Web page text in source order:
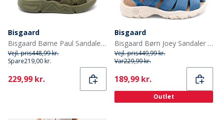
Bisgaard
Bisgaard Børne Paul Sandaler Olive
Vejl. pris448,99 kr.
Spare219,00 kr.
Current
229,99 kr.
Bisgaard
Bisgaard Børn Joey Sandaler Blå
Vejl. pris449,99 kr.
Var229,99 kr.
Current
189,99 kr.
Outlet